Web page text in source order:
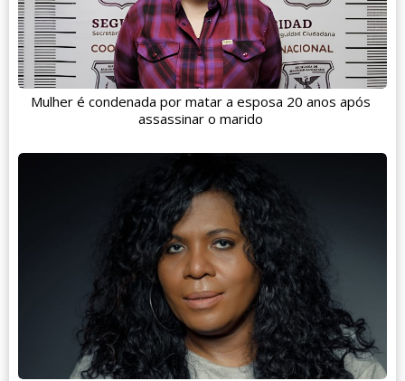
Mulher é condenada por matar a esposa 20 anos após
assassinar o marido